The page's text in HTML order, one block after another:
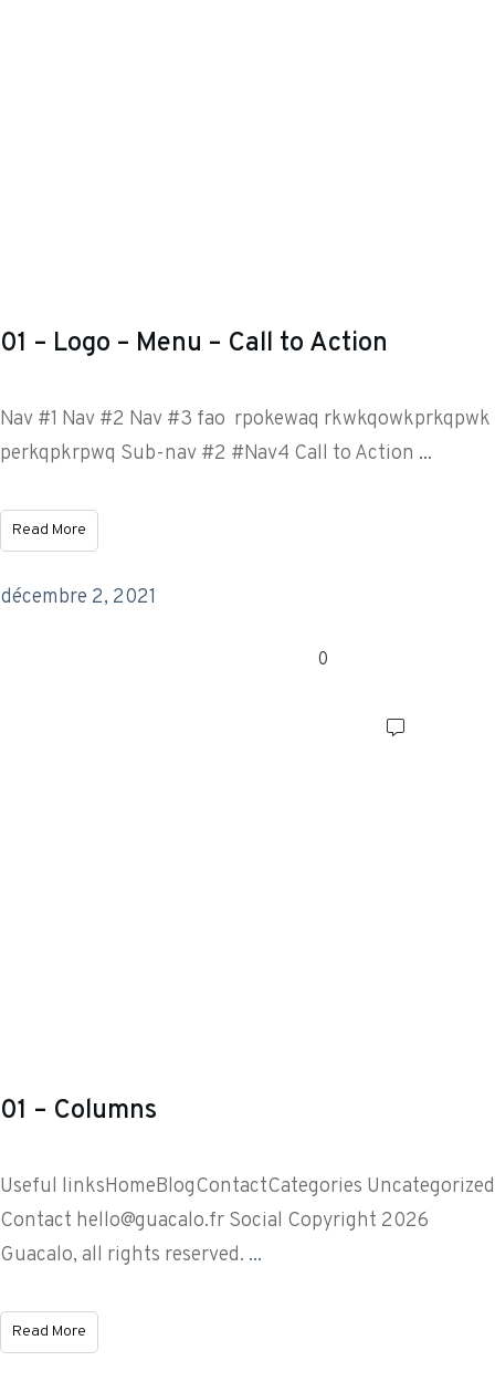
01 – Logo – Menu – Call to Action
Nav #1 Nav #2 Nav #3 fao rpokewaq rkwkqowkprkqpwk
perkqpkrpwq Sub-nav #2 #Nav4 Call to Action ...
Read More
décembre 2, 2021
0
01 – Columns
Useful linksHomeBlogContactCategories Uncategorized
Contact hello@guacalo.fr Social Copyright 2026
Guacalo, all rights reserved. ...
Read More